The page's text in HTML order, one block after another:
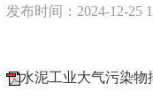
发布时间： 2024-12-25
水泥工业大气污染物